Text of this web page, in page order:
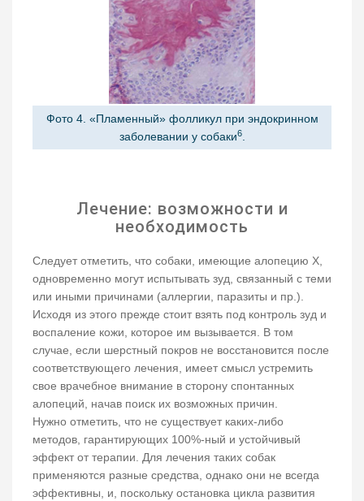
Фото 4. «Пламенный» фолликул при эндокринном
заболевании у собаки6.
Лечение: возможности и
необходимость
Следует отметить, что собаки, имеющие алопецию Х,
одновременно могут испытывать зуд, связанный с теми
или иными причинами (аллергии, паразиты и пр.).
Исходя из этого прежде стоит взять под контроль зуд и
воспаление кожи, которое им вызывается. В том
случае, если шерстный покров не восстановится после
соответствующего лечения, имеет смысл устремить
свое врачебное внимание в сторону спонтанных
алопеций, начав поиск их возможных причин.
Нужно отметить, что не существует каких-либо
методов, гарантирующих 100%-ный и устойчивый
эффект от терапии. Для лечения таких собак
применяются разные средства, однако они не всегда
эффективны, и, поскольку остановка цикла развития